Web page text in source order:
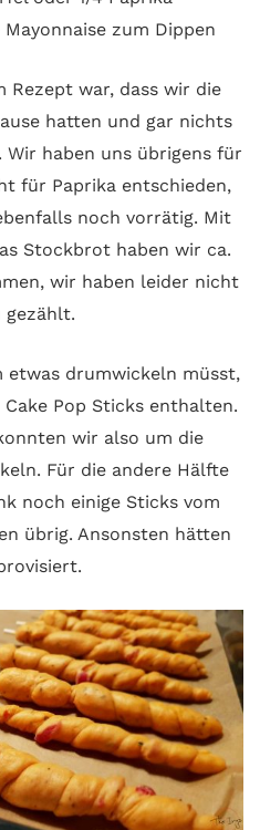
zum Dippen
Rezept war, dass wir die
hatten und gar nichts
haben uns übrigens für
für Paprika entschieden,
noch vorrätig. Mit
Stockbrot haben wir ca.
wir haben leider nicht
gezählt.
etwas drumwickeln müsst,
Pop Sticks enthalten.
wir also um die
Für die andere Hälfte
noch einige Sticks vom
übrig. Ansonsten hätten